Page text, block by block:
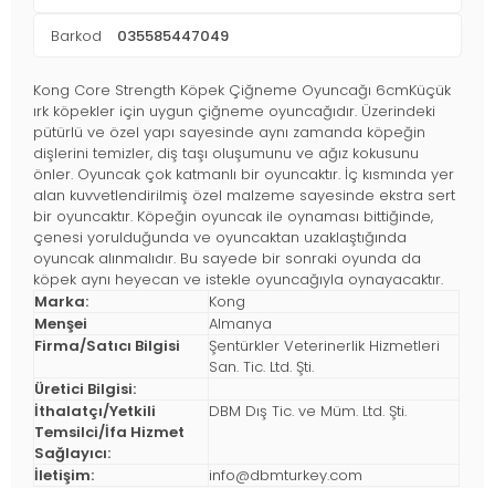
Barkod 035585447049
Kong Core Strength Köpek Çiğneme Oyuncağı 6cmKüçük
ırk köpekler için uygun çiğneme oyuncağıdır. Üzerindeki
pütürlü ve özel yapı sayesinde aynı zamanda köpeğin
dişlerini temizler, diş taşı oluşumunu ve ağız kokusunu
önler. Oyuncak çok katmanlı bir oyuncaktır. İç kısmında yer
alan kuvvetlendirilmiş özel malzeme sayesinde ekstra sert
bir oyuncaktır. Köpeğin oyuncak ile oynaması bittiğinde,
çenesi yorulduğunda ve oyuncaktan uzaklaştığında
oyuncak alınmalıdır. Bu sayede bir sonraki oyunda da
köpek aynı heyecan ve istekle oyuncağıyla oynayacaktır.
Marka:
Kong
Menşei
Almanya
Firma/Satıcı Bilgisi
Şentürkler Veterinerlik Hizmetleri
San. Tic. Ltd. Şti.
Üretici Bilgisi:
İthalatçı/Yetkili
Temsilci/İfa Hizmet
Sağlayıcı:
DBM Dış Tic. ve Müm. Ltd. Şti.
İletişim: info@dbmturkey.com